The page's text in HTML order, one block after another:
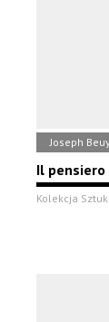
Joseph
Il pensiero
Kolekcja